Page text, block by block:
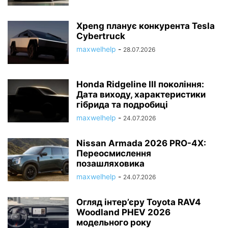
Xpeng планує конкурента Tesla
Cybertruck
maxwelhelp - 28.07.2026
Honda Ridgeline III покоління:
Дата виходу, характеристики
гібрида та подробиці
maxwelhelp - 24.07.2026
Nissan Armada 2026 PRO-4X:
Переосмислення
позашляховика
maxwelhelp - 24.07.2026
Огляд інтер’єру Toyota RAV4
Woodland PHEV 2026
модельного року